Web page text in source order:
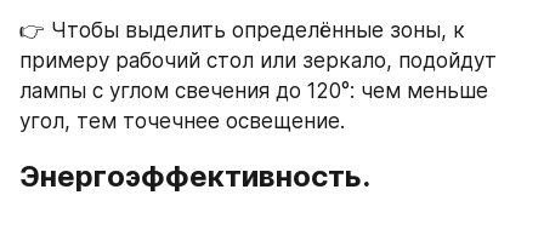
👉 Чтобы выделить определённые зоны, к
примеру рабочий стол или зеркало, подойдут
лампы с углом свечения до 120°: чем меньше
угол, тем точечнее освещение.
Энергоэффективность.